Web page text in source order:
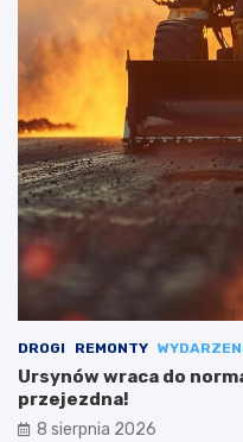
DROGI REMONTY
Ursynów wraca do
przejezdna!
8 sierpnia 2026